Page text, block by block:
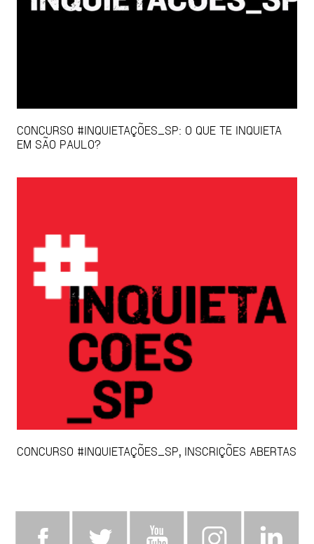
CONCURSO #INQUIETAÇÕES_SP: O QUE TE INQUIETA
EM SÃO PAULO?
CONCURSO #INQUIETAÇÕES_SP, INSCRIÇÕES ABERTAS